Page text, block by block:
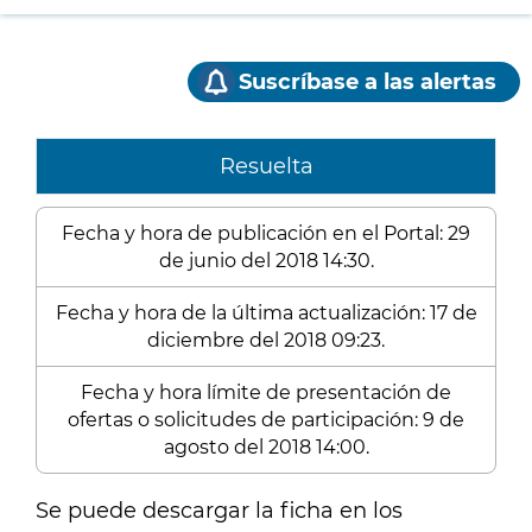
Suscríbase a las alertas
Resuelta
Fecha y hora de publicación en el Portal: 29
de junio del 2018 14:30.
Fecha y hora de la última actualización: 17 de
diciembre del 2018 09:23.
Fecha y hora límite de presentación de
ofertas o solicitudes de participación: 9 de
agosto del 2018 14:00.
Se puede descargar la ficha en los